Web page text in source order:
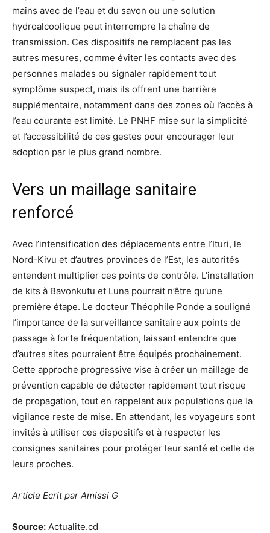
mains avec de l’eau et du savon ou une solution
hydroalcoolique peut interrompre la chaîne de
transmission. Ces dispositifs ne remplacent pas les
autres mesures, comme éviter les contacts avec des
personnes malades ou signaler rapidement tout
symptôme suspect, mais ils offrent une barrière
supplémentaire, notamment dans des zones où l’accès à
l’eau courante est limité. Le PNHF mise sur la simplicité
et l’accessibilité de ces gestes pour encourager leur
adoption par le plus grand nombre.
Vers un maillage sanitaire
renforcé
Avec l’intensification des déplacements entre l’Ituri, le
Nord-Kivu et d’autres provinces de l’Est, les autorités
entendent multiplier ces points de contrôle. L’installation
de kits à Bavonkutu et Luna pourrait n’être qu’une
première étape. Le docteur Théophile Ponde a souligné
l’importance de la surveillance sanitaire aux points de
passage à forte fréquentation, laissant entendre que
d’autres sites pourraient être équipés prochainement.
Cette approche progressive vise à créer un maillage de
prévention capable de détecter rapidement tout risque
de propagation, tout en rappelant aux populations que la
vigilance reste de mise. En attendant, les voyageurs sont
invités à utiliser ces dispositifs et à respecter les
consignes sanitaires pour protéger leur santé et celle de
leurs proches.
Article Ecrit par Amissi G
Source: Actualite.cd